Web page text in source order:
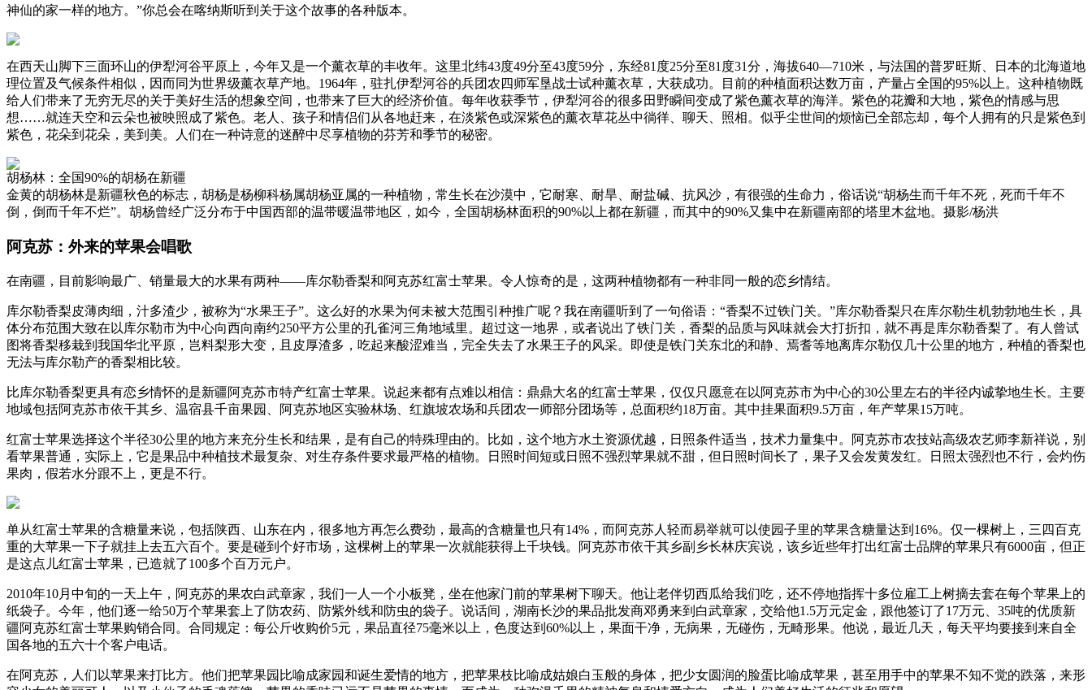
神仙的家一样的地方。”你总会在喀纳斯听到关于这个故事的各种版本。
在西天山脚下三面环山的伊犁河谷平原上，今年又是一个薰衣草的丰收年。这里北纬43度49分至43度59分，东经81度25分至81度31分，海拔640—710米，与法国的普罗旺斯、日本的北海道地
理位置及气候条件相似，因而同为世界级薰衣草产地。1964年，驻扎伊犁河谷的兵团农四师军垦战士试种薰衣草，大获成功。目前的种植面积达数万亩，产量占全国的95%以上。这种植物既
给人们带来了无穷无尽的关于美好生活的想象空间，也带来了巨大的经济价值。每年收获季节，伊犁河谷的很多田野瞬间变成了紫色薰衣草的海洋。紫色的花瓣和大地，紫色的情感与思
想……就连天空和云朵也被映照成了紫色。老人、孩子和情侣们从各地赶来，在淡紫色或深紫色的薰衣草花丛中徜徉、聊天、照相。似乎尘世间的烦恼已全部忘却，每个人拥有的只是紫色到
紫色，花朵到花朵，美到美。人们在一种诗意的迷醉中尽享植物的芬芳和季节的秘密。
胡杨林：全国90%的胡杨在新疆
金黄的胡杨林是新疆秋色的标志，胡杨是杨柳科杨属胡杨亚属的一种植物，常生长在沙漠中，它耐寒、耐旱、耐盐碱、抗风沙，有很强的生命力，俗话说“胡杨生而千年不死，死而千年不
倒，倒而千年不烂”。胡杨曾经广泛分布于中国西部的温带暖温带地区，如今，全国胡杨林面积的90%以上都在新疆，而其中的90%又集中在新疆南部的塔里木盆地。摄影/杨洪
阿克苏：外来的苹果会唱歌
在南疆，目前影响最广、销量最大的水果有两种——库尔勒香梨和阿克苏红富士苹果。令人惊奇的是，这两种植物都有一种非同一般的恋乡情结。
库尔勒香梨皮薄肉细，汁多渣少，被称为“水果王子”。这么好的水果为何未被大范围引种推广呢？我在南疆听到了一句俗语：“香梨不过铁门关。”库尔勒香梨只在库尔勒生机勃勃地生长，具
体分布范围大致在以库尔勒市为中心向西向南约250平方公里的孔雀河三角地域里。超过这一地界，或者说出了铁门关，香梨的品质与风味就会大打折扣，就不再是库尔勒香梨了。有人曾试
图将香梨移栽到我国华北平原，岂料梨形大变，且皮厚渣多，吃起来酸涩难当，完全失去了水果王子的风采。即使是铁门关东北的和静、焉耆等地离库尔勒仅几十公里的地方，种植的香梨也
无法与库尔勒产的香梨相比较。
比库尔勒香梨更具有恋乡情怀的是新疆阿克苏市特产红富士苹果。说起来都有点难以相信：鼎鼎大名的红富士苹果，仅仅只愿意在以阿克苏市为中心的30公里左右的半径内诚挚地生长。主要
地域包括阿克苏市依干其乡、温宿县千亩果园、阿克苏地区实验林场、红旗坡农场和兵团农一师部分团场等，总面积约18万亩。其中挂果面积9.5万亩，年产苹果15万吨。
红富士苹果选择这个半径30公里的地方来充分生长和结果，是有自己的特殊理由的。比如，这个地方水土资源优越，日照条件适当，技术力量集中。阿克苏市农技站高级农艺师李新祥说，别
看苹果普通，实际上，它是果品中种植技术最复杂、对生存条件要求最严格的植物。日照时间短或日照不强烈苹果就不甜，但日照时间长了，果子又会发黄发红。日照太强烈也不行，会灼伤
果肉，假若水分跟不上，更是不行。
单从红富士苹果的含糖量来说，包括陕西、山东在内，很多地方再怎么费劲，最高的含糖量也只有14%，而阿克苏人轻而易举就可以使园子里的苹果含糖量达到16%。仅一棵树上，三四百克
重的大苹果一下子就挂上去五六百个。要是碰到个好市场，这棵树上的苹果一次就能获得上千块钱。阿克苏市依干其乡副乡长林庆宾说，该乡近些年打出红富士品牌的苹果只有6000亩，但正
是这点儿红富士苹果，已造就了100多个百万元户。
2010年10月中旬的一天上午，阿克苏的果农白武章家，我们一人一个小板凳，坐在他家门前的苹果树下聊天。他让老伴切西瓜给我们吃，还不停地指挥十多位雇工上树摘去套在每个苹果上的
纸袋子。今年，他们逐一给50万个苹果套上了防农药、防紫外线和防虫的袋子。说话间，湖南长沙的果品批发商邓勇来到白武章家，交给他1.5万元定金，跟他签订了17万元、35吨的优质新
疆阿克苏红富士苹果购销合同。合同规定：每公斤收购价5元，果品直径75毫米以上，色度达到60%以上，果面干净，无病果，无碰伤，无畸形果。他说，最近几天，每天平均要接到来自全
国各地的五六十个客户电话。
在阿克苏，人们以苹果来打比方。他们把苹果园比喻成家园和诞生爱情的地方，把苹果枝比喻成姑娘白玉般的身体，把少女圆润的脸蛋比喻成苹果，甚至用手中的苹果不知不觉的跌落，来形